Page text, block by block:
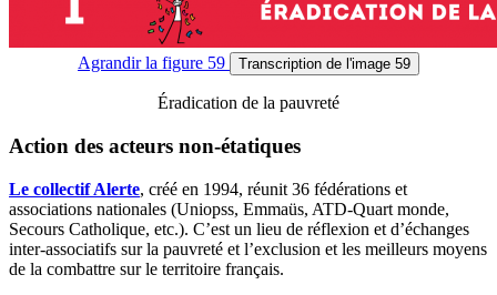
Agrandirla figure 59 Transcription de l'image 59
Éradication de la pauvreté
Action des acteurs non-étatiques
Le collectif Alerte, créé en 1994, réunit 36 fédérations et
associations nationales (Uniopss, Emmaüs, ATD-Quart monde,
Secours Catholique, etc.). C’est un lieu de réflexion et d’échanges
inter-associatifs sur la pauvreté et l’exclusion et les meilleurs moyens
de la combattre sur le territoire français.